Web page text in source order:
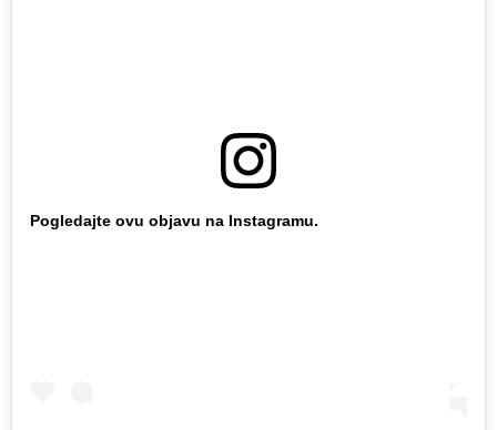
Pogledajte ovu objavu na Instagramu.